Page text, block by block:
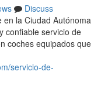
Discuss
en la Ciudad Autónoma
confiable servicio de
coches equipados que
servicio-de-